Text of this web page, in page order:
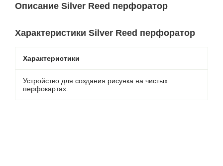
Описание Silver Reed перфоратор
Характеристики Silver Reed перфоратор
Характеристики
Устройство для создания рисунка на чистых
перфокартах.